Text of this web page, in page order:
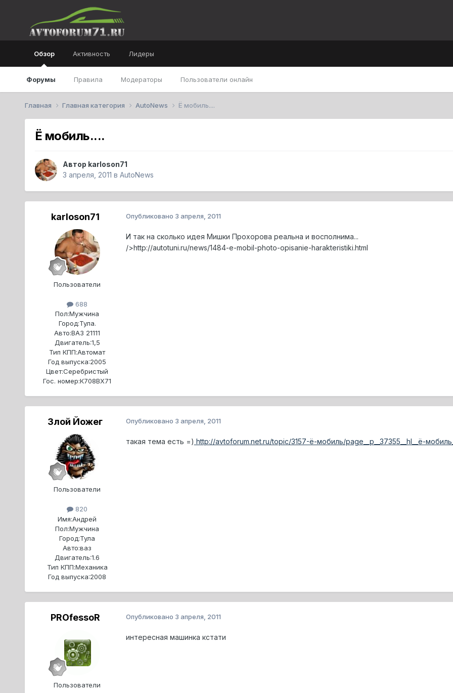
Обзор
Форумы Правила Модераторы Пользователи онлайн
Активность Лидеры
Главная Главная категория AutoNews Ё мобиль....
Ё мобиль....
Автор karloson71
3 апреля, 2011 в AutoNews
karloson71
Пользователи
688
Пол:Мужчина
Город:Тула.
Авто:ВАЗ 21111
Двигатель:1,5
Тип КПП:Автомат
Год выпуска:2005
Цвет:Серебристый
Гос. номер:К708ВХ71
Опубликовано 3 апреля, 2011
И так на сколько идея Мишки Прохорова реальна и восполнима...
/>http://autotuni.ru/news/1484-e-mobil-photo-opisanie-harakteristiki.html
Злой Йожег
Пользователи
820
Имя:Андрей
Пол:Мужчина
Город:Тула
Авто:ваз
Двигатель:1.6
Тип КПП:Механика
Год выпуска:2008
Опубликовано 3 апреля, 2011
такая тема есть =) http://avtoforum.net.ru/topic/3157-ё-мобиль/page__p__37355__hl__ё-
PROfessoR
Пользователи
Опубликовано 3 апреля, 2011
интересная машинка кстати